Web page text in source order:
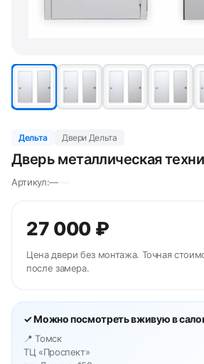
Дельта Двери Дельта
Дверь металлическая
Артикул:—
27 000 ₽
Цена двери без монтажа. Точная
после замера.
✓ Можно посмотреть вживую в
📍 Томск
ТЦ «Проспект»